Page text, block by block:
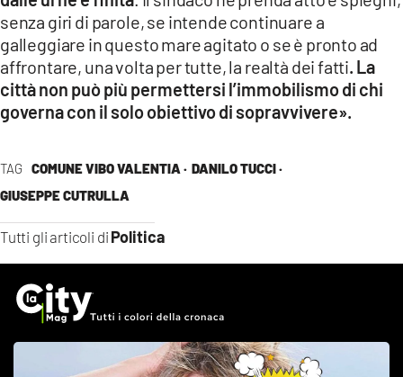
TAG COMUNE VIBO VALENTIA · DANILO TUCCI ·
GIUSEPPE CUTRULLA
Tutti gli articoli di Politica
senza giri di parole, se intende continuare a
galleggiare in questo mare agitato o se è pronto ad
affrontare, una volta per tutte, la realtà dei fatti. La
città non può più permettersi l’immobilismo di chi
governa con il solo obiettivo di sopravvivere».